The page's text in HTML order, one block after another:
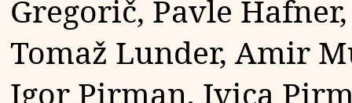
Gregorič, Pavle
Tomaž Lunder, Amir
Igor Pirman, Ivica